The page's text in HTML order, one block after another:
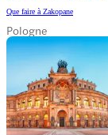
Que faire à Zakopane
Pologne